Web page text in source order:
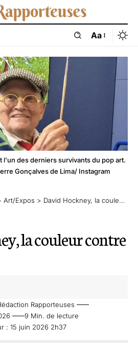
Aa
l'un des derniers survivants du pop art.
Gonçalves de Lima/ Instagram
Art/Expos > David Hockney, la couleur contre l’époque
la couleur contre
: 15 juin 2026 2h37
Rapporteuses
9 Min. de lecture